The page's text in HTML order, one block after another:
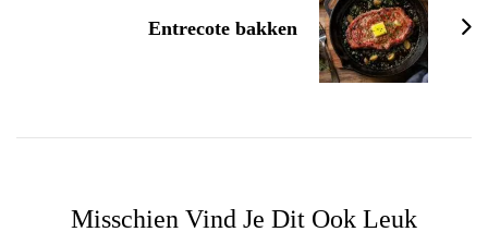
Entrecote bakken
Misschien Vind Je Dit Ook Leuk